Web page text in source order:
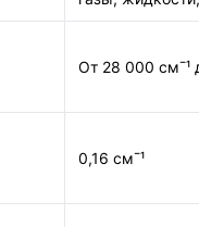
От 28 000 см¯¹
0,16 см¯¹